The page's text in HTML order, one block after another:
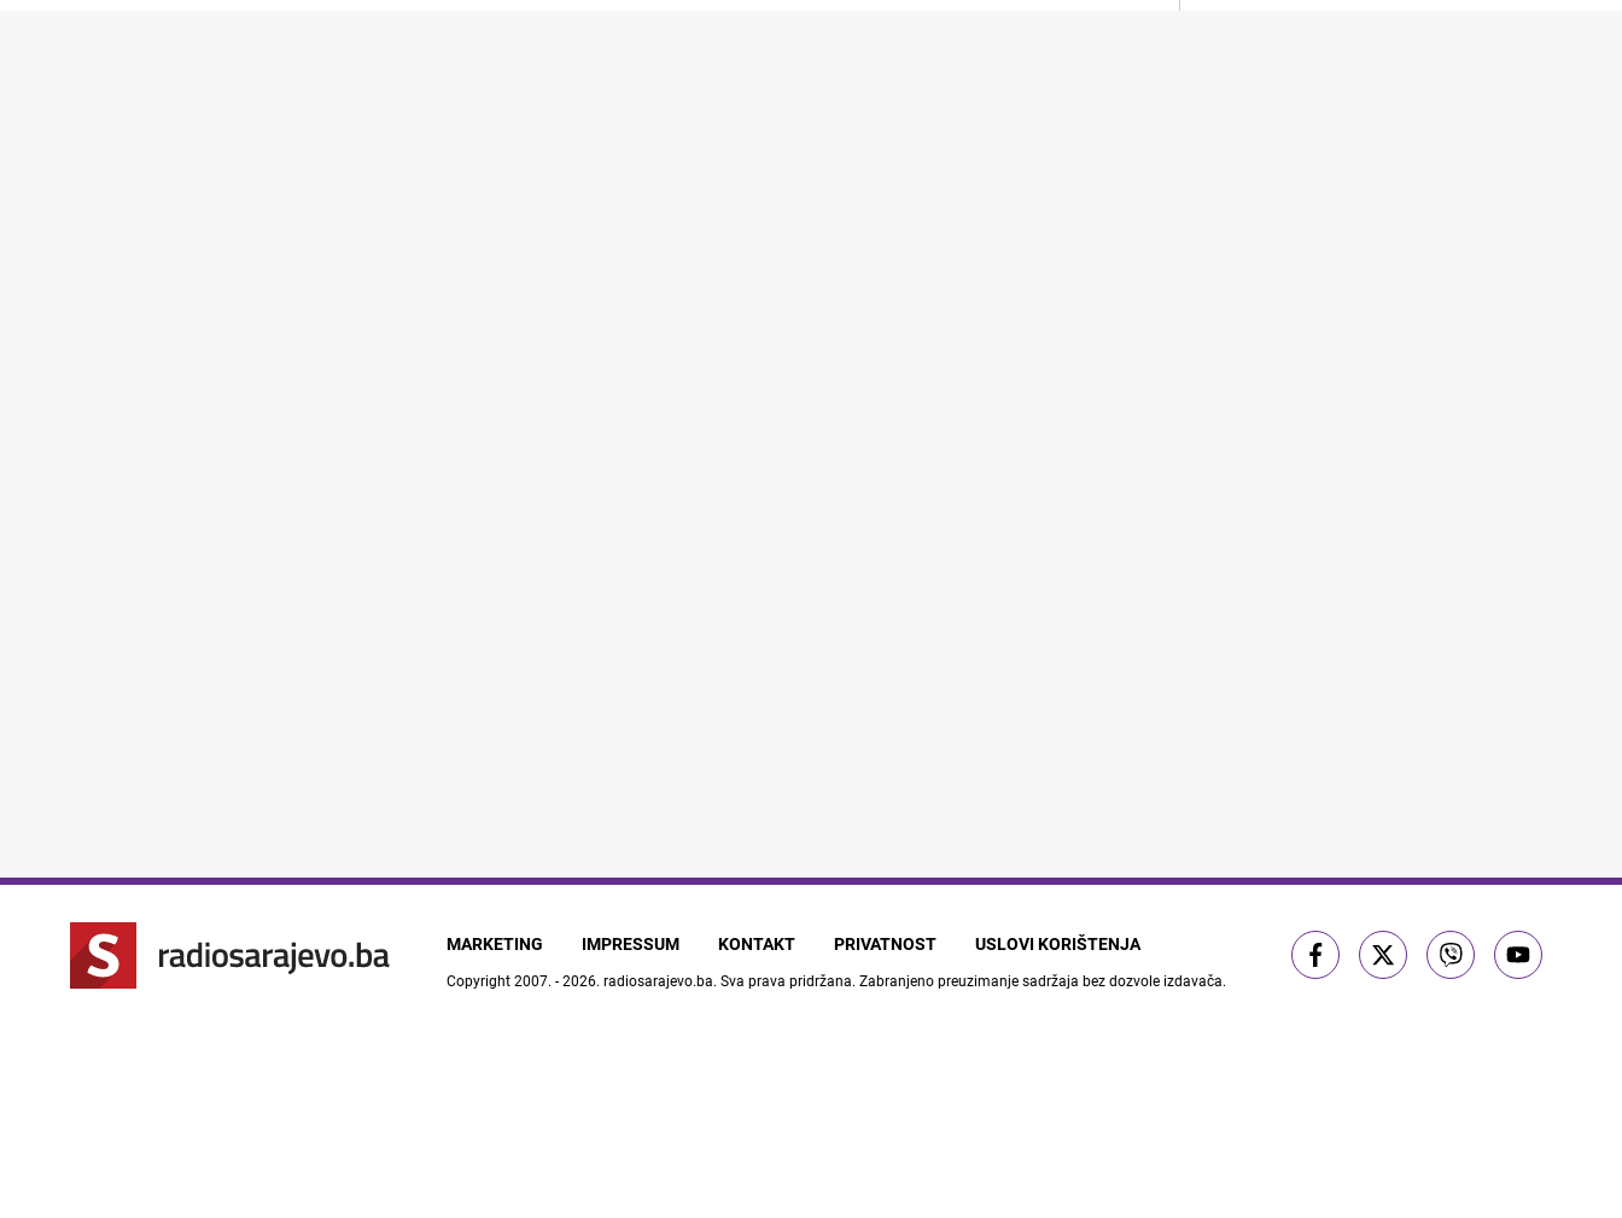
MARKETING IMPRESSUM KONTAKT PRIVATNOST USLOVI KORIŠTENJA
Copyright 2007. - 2026. radiosarajevo.ba. Sva prava pridržana. Zabranjeno preuzimanje sadržaja bez dozvole izdavača.